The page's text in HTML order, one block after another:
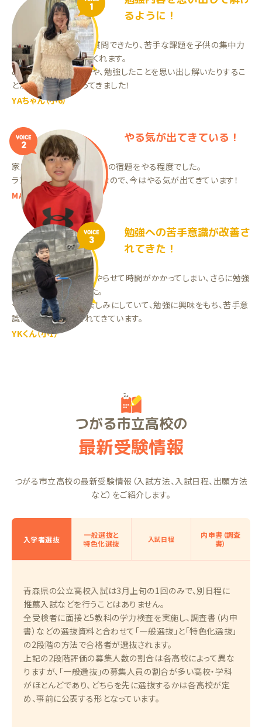
1
るように！
わからない部分をすぐ質問できたり、苦手な課題を子供の集中力
に合わせて取り入れてくれます。
めげずに取り組むことや、勉強したことを思い出し解いたりするこ
とができるようになってきました！
YAちゃん（小6）
VOICE
2
やる気が出てきている！
家庭教師をやる前は、学校の宿題をやる程度でした。
ランナーの先生が良い人なので、今はやる気が出てきています！
MAくん（小5）
VOICE
3
勉強への苦手意識が改善さ
れてきた！
以前は宿題を無理やりやらせて時間がかかってしまい、さらに勉強
が嫌いになっていました。
今は先生が来るのを楽しみにしていて、勉強に興味をもち、苦手意
識が少しずつ改善されてきています。
YKくん（小1）
つがる市立高校の
最新受験情報
つがる市立高校の最新受験情報（入試方法、入試日程、出願方法
など）をご紹介します。
入学者選抜
一般選抜と
特色化選抜
入試日程
内申書（調査
書）
青森県の公立高校入試は3月上旬の1回のみで、別日程に
推薦入試などを行うことはありません。
全受検者に面接と5教科の学力検査を実施し、調査書（内申
書）などの選抜資料と合わせて「一般選抜」と「特色化選抜」
の2段階の方法で合格者が選抜されます。
上記の2段階評価の募集人数の割合は各高校によって異な
りますが、「一般選抜」の募集人員の割合が多い高校・学科
がほとんどであり、どちらを先に選抜するかは各高校が定
め、事前に公表する形となっています。